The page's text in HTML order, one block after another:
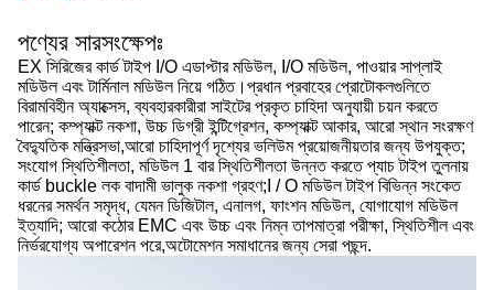
পণ্যের সারসংক্ষেপঃ
EX সিরিজের কার্ড টাইপ I/O এডাপ্টার মডিউল, I/O মডিউল, পাওয়ার সাপ্লাই
মডিউল এবং টার্মিনাল মডিউল নিয়ে গঠিত।প্রধান প্রবাহের প্রোটোকলগুলিতে
বিরামবিহীন অ্যাক্সেস, ব্যবহারকারীরা সাইটের প্রকৃত চাহিদা অনুযায়ী চয়ন করতে
পারেন; কম্প্যাক্ট নকশা, উচ্চ ডিগ্রী ইন্টিগ্রেশন, কম্প্যাক্ট আকার, আরো স্থান সংরক্ষণ
বৈদ্যুতিক মন্ত্রিসভা,আরো চাহিদাপূর্ণ দৃশ্যের ভলিউম প্রয়োজনীয়তার জন্য উপযুক্ত;
সংযোগ স্থিতিশীলতা, মডিউল 1 বার স্থিতিশীলতা উন্নত করতে প্যাচ টাইপ তুলনায়
কার্ড buckle লক বাদামী ভালুক নকশা গ্রহণ;I / O মডিউল টাইপ বিভিন্ন সংকেত
ধরনের সমর্থন সমৃদ্ধ, যেমন ডিজিটাল, এনালগ, ফাংশন মডিউল, যোগাযোগ মডিউল
ইত্যাদি; আরো কঠোর EMC এবং উচ্চ এবং নিম্ন তাপমাত্রা পরীক্ষা, স্থিতিশীল এবং
নির্ভরযোগ্য অপারেশন পরে,অটোমেশন সমাধানের জন্য সেরা পছন্দ.